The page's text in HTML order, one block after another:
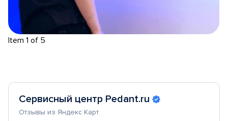
Item 1 of 5
Сервисный центр Pedant.ru
Отзывы из Яндекс Карт